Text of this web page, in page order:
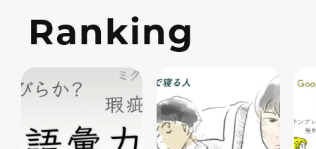
Ranking